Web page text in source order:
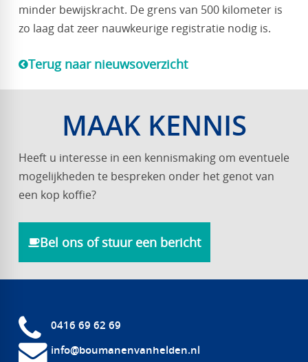
minder bewijskracht. De grens van 500 kilometer is
zo laag dat zeer nauwkeurige registratie nodig is.
Terug naar nieuwsoverzicht
MAAK KENNIS
Heeft u interesse in een kennismaking om eventuele
mogelijkheden te bespreken onder het genot van
een kop koffie?
Bel ons of stuur een bericht
0416 69 62 69
info@boumanenvanhelden.nl